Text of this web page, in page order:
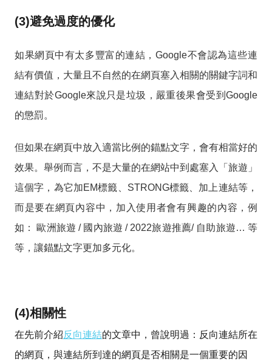
(3)避免過度的優化
如果網頁中有太多豐富的連結，Google不會認為這些連
結有價值，大量且不自然的在網頁塞入相關的關鍵字詞和
連結對於Google來說只是垃圾，嚴重後果會受到Google
的懲罰。
但如果在網頁中放入適當比例的錨點文字，會有相當好的
效果。舉例而言，不是大量的在網站中到處塞入「旅遊」
這個字，為它加EM標籤、STRONG標籤、加上連結等，
而是要在網頁內容中，加入使用者會有興趣的內容，例
如： 歐洲旅遊 / 國內旅遊 / 2022旅遊推薦/ 自助旅遊… 等
等，讓錨點文字更加多元化。
(4)相關性
在先前介紹反向連結的文章中，曾說明過：反向連結所在
的網頁，與連結所到達的網頁是否相關是一個重要的因